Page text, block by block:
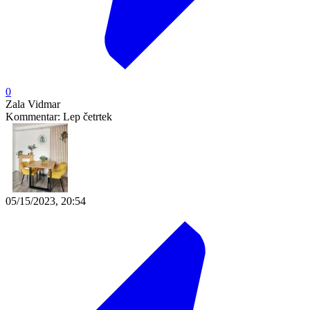
0
Zala Vidmar
Kommentar: Lep četrtek
05/15/2023, 20:54